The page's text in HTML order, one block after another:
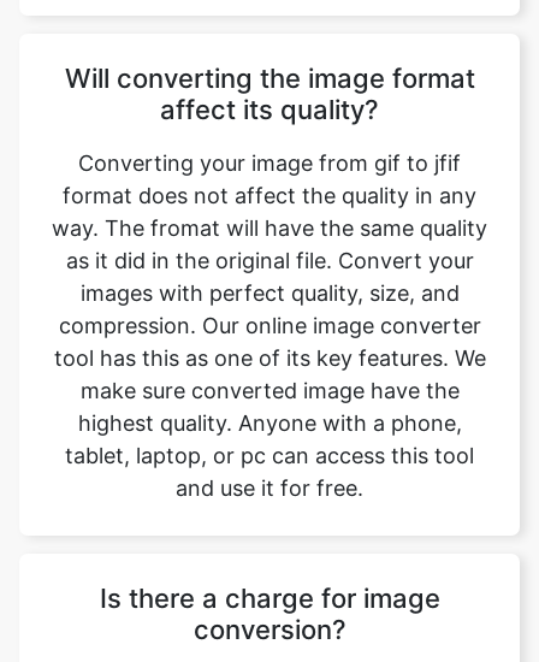
format does not affect the quality in any
way. The fromat will have the same quality
as it did in the original file. Convert your
images with perfect quality, size, and
compression. Our online image converter
tool has this as one of its key features. We
make sure converted image have the
highest quality. Anyone with a phone,
tablet, laptop, or pc can access this tool
and use it for free.
Is there a charge for image
converter is completely free to use which
means you may use it as often as you want